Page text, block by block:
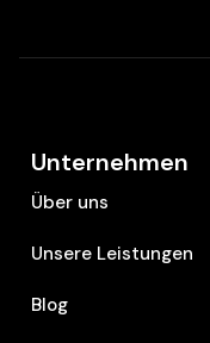
Unternehmen
Über uns
Unsere Leistungen
Blog